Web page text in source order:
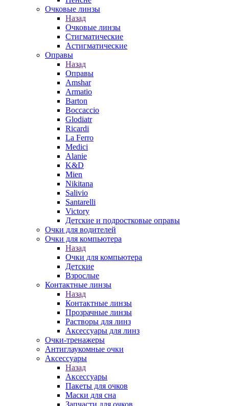
Очковые линзы
Назад
Очковые линзы
Стигматические
Астигматические
Оправы
Назад
Оправы
Amshar
Armatio
Barton
Boccaccio
Glodiatr
Ricardi
La Ferro
Medici
Alanie
K&D
Mien
Nikitana
Salivio
Santarelli
Victory
Детские и подростковые оправы
Очки для водителей
Очки для компьютера
Назад
Очки для компьютера
Детские
Взрослые
Контактные линзы
Назад
Контактные линзы
Прозрачные линзы
Растворы для линз
Аксессуары для линз
Очки-тренажеры
Антиглаукомные очки
Аксессуары
Назад
Аксессуары
Пакеты для очков
Маски для сна
Запчасти для очков